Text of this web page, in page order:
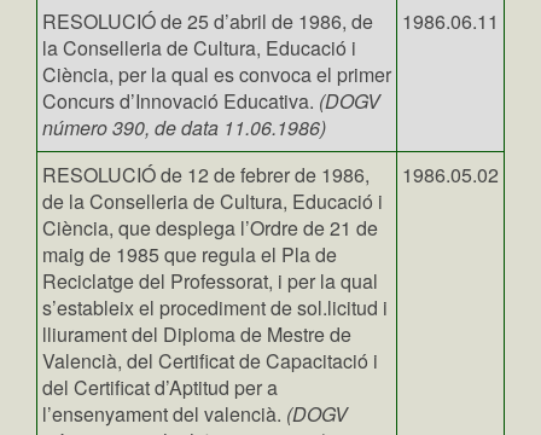
RESOLUCIÓ de 25 d’abril de 1986, de
la Conselleria de Cultura, Educació i
Ciència, per la qual es convoca el primer
Concurs d’Innovació Educativa. (DOGV
número 390, de data 11.06.1986)
1986.06.11
RESOLUCIÓ de 12 de febrer de 1986,
de la Conselleria de Cultura, Educació i
Ciència, que desplega l’Ordre de 21 de
maig de 1985 que regula el Pla de
Reciclatge del Professorat, i per la qual
s’estableix el procediment de sol.licitud i
lliurament del Diploma de Mestre de
Valencià, del Certificat de Capacitació i
del Certificat d’Aptitud per a
l’ensenyament del valencià. (DOGV
1986.05.02